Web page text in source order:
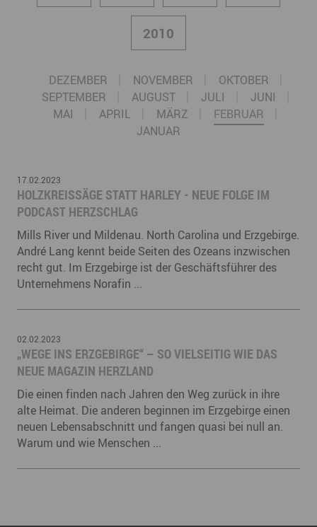
2010
DEZEMBER NOVEMBER
OKTOBER
SEPTEMBER
AUGUST JULI
JUNI
MAI
APRIL MÄRZ
FEBRUAR
JANUAR
17.02.2023
HOLZKREISSÄGE STATT HARLEY - NEUE FOLGE IM
PODCAST HERZSCHLAG
Mills River und Mildenau. North Carolina und Erzgebirge.
André Lang kennt beide Seiten des Ozeans inzwischen
recht gut. Im Erzgebirge ist der Geschäftsführer des
Unternehmens Norafin ...
02.02.2023
„WEGE INS ERZGEBIRGE“ – SO VIELSEITIG WIE DAS
NEUE MAGAZIN HERZLAND
Die einen finden nach Jahren den Weg zurück in ihre
alte Heimat. Die anderen beginnen im Erzgebirge einen
neuen Lebensabschnitt und fangen quasi bei null an.
Warum und wie Menschen ...